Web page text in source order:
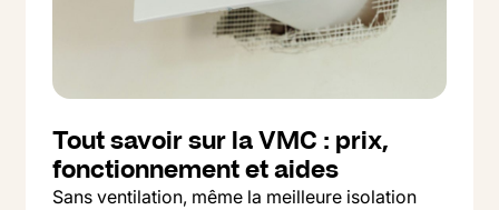
Tout savoir sur la VMC : prix,
fonctionnement et aides
Sans ventilation, même la meilleure isolation